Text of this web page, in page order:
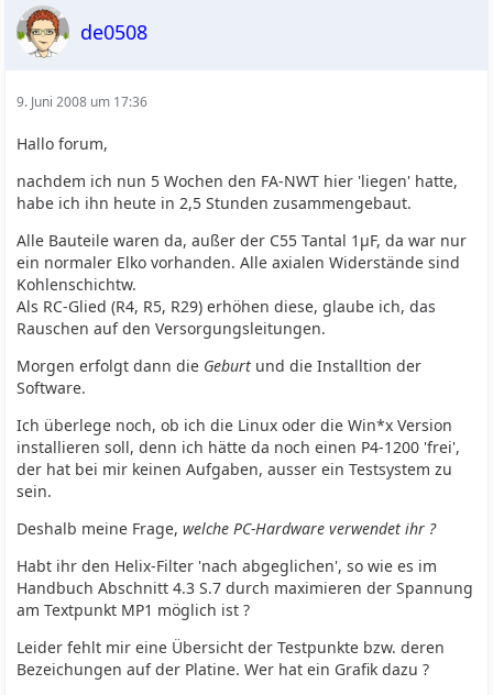
de0508
9. Juni 2008 um 17:36
Hallo forum,
nachdem ich nun 5 Wochen den FA-NWT hier 'liegen' hatte,
habe ich ihn heute in 2,5 Stunden zusammengebaut.
Alle Bauteile waren da, außer der C55 Tantal 1µF, da war nur
ein normaler Elko vorhanden. Alle axialen Widerstände sind
Kohlenschichtw.
Als RC-Glied (R4, R5, R29) erhöhen diese, glaube ich, das
Rauschen auf den Versorgungsleitungen.
Morgen erfolgt dann die Geburt und die Installtion der
Software.
Ich überlege noch, ob ich die Linux oder die Win*x Version
installieren soll, denn ich hätte da noch einen P4-1200 'frei',
der hat bei mir keinen Aufgaben, ausser ein Testsystem zu
sein.
Deshalb meine Frage,welche PC-Hardware verwendet ihr ?
Habt ihr den Helix-Filter 'nach abgeglichen', so wie es im
Handbuch Abschnitt 4.3 S.7 durch maximieren der Spannung
am Textpunkt MP1 möglich ist ?
Leider fehlt mir eine Übersicht der Testpunkte bzw. deren
Bezeichungen auf der Platine. Wer hat ein Grafik dazu ?